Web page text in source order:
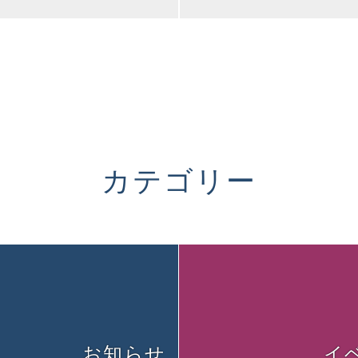
カテゴリー